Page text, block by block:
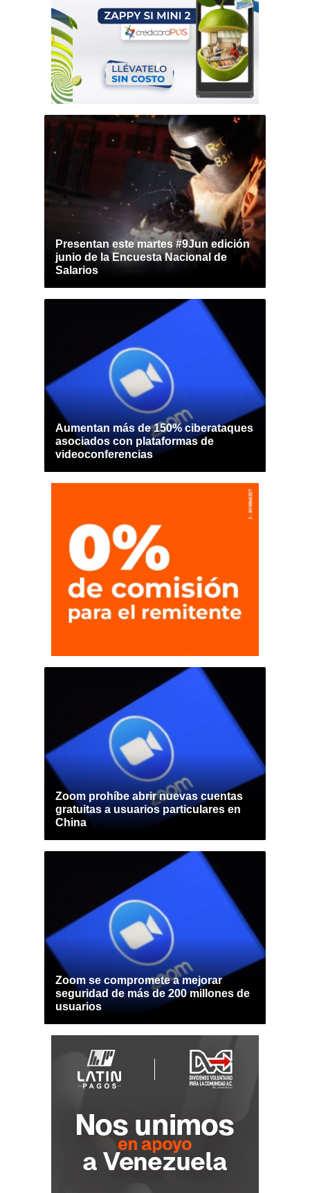
Presentan este martes #9Jun edición
junio de la Encuesta Nacional de
Salarios
Aumentan más de 150% ciberataques
asociados con plataformas de
videoconferencias
Zoom prohíbe abrir nuevas cuentas
gratuitas a usuarios particulares en
China
Zoom se compromete a mejorar
seguridad de más de 200 millones de
usuarios